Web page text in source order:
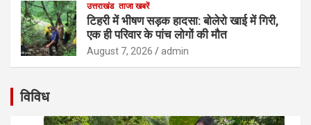
उत्तराखंड ताजा खबरें
टिहरी में भीषण सड़क हादसा: बोलेरो खाई में गिरी,
एक ही परिवार के पांच लोगों की मौत
August 7, 2026 admin
विविध